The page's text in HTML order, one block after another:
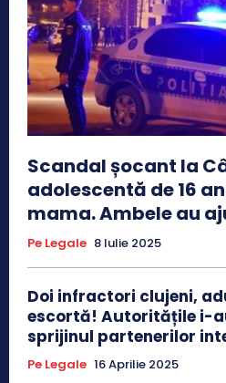
Scandal șocant la
adolescentă de 16
mama. Ambele au
Pe Legale 8 Iulie 2025
Doi infractori clujeni,
escortă! Autoritățile i-
sprijinul partenerilor
Pe Legale 16 Aprilie 2025